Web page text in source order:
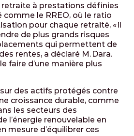
retraite à prestations définies
le RREO, où le ratio
pour chaque retraité, « il
de plus grands risques
qui permettent de
rentes, a déclaré M. Dara.
faire d’une manière plus
des actifs protégés contre
croissance durable, comme
les secteurs des
l’énergie renouvelable en
mesure d’équilibrer ces